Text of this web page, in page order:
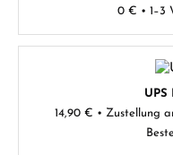
0 € • 1–3
UPS
14,90 € • Zustellung